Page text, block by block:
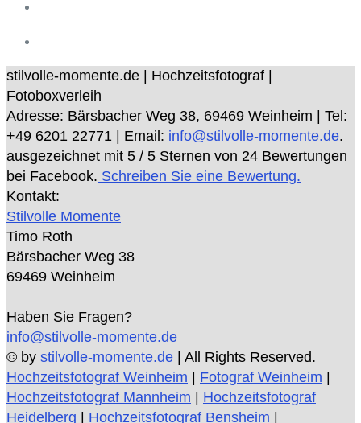
stilvolle-momente.de | Hochzeitsfotograf |
Fotoboxverleih
Adresse: Bärsbacher Weg 38, 69469 Weinheim | Tel:
+49 6201 22771 | Email: info@stilvolle-momente.de.
ausgezeichnet mit 5 / 5 Sternen von 24 Bewertungen
bei Facebook. Schreiben Sie eine Bewertung.
Kontakt:
Stilvolle Momente
Timo Roth
Bärsbacher Weg 38
69469 Weinheim
Haben Sie Fragen?
info@stilvolle-momente.de
© by stilvolle-momente.de | All Rights Reserved.
Hochzeitsfotograf Weinheim | Fotograf Weinheim |
Hochzeitsfotograf Mannheim | Hochzeitsfotograf
Heidelberg | Hochzeitsfotograf Bensheim |